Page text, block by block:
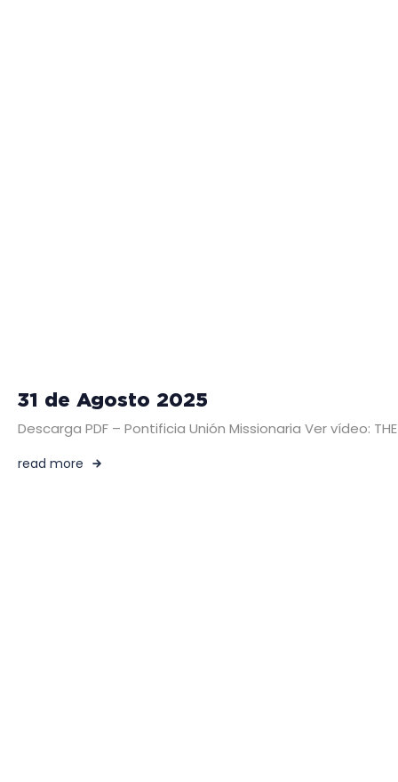
31 de Agosto 2025
Descarga PDF – Pontificia Unión Missionaria Ver vídeo:
read more